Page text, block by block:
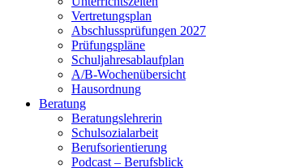
Vertretungsplan
Abschlussprüfungen 2027
Prüfungspläne
Schuljahresablaufplan
A/B-Wochenübersicht
Hausordnung
Beratung
Beratungslehrerin
Schulsozialarbeit
Berufsorientierung
Podcast – Berufsblick